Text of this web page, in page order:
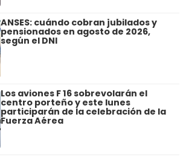
ANSES: cuándo cobran jubilados y
pensionados en agosto de 2026,
según el DNI
Los aviones F 16 sobrevolarán el
centro porteño y este lunes
participarán de la celebración de la
Fuerza Aérea